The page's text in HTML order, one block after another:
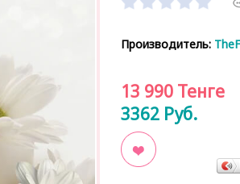
Производитель:
13 990 Тенге
3362 Руб.
В закладки